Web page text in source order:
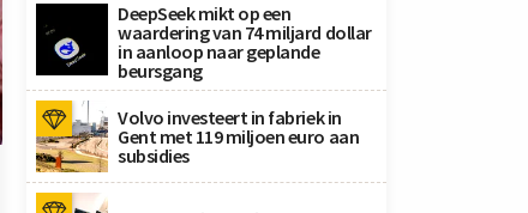
DeepSeek mikt op een
waardering van 74 miljard dollar
in aanloop naar geplande
beursgang
Volvo investeert in fabriek in
Gent met 119 miljoen euro aan
subsidies